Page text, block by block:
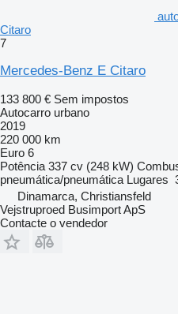
Citaro
7
Mercedes-Benz E Citaro
133 800 € Sem impostos
Autocarro urbano
2019
220 000 km
Euro 6
Potência 337 cv (248 kW)
pneumática/pneumática Lugares
Dinamarca, Christiansfeld
Vejstruproed Busimport ApS
Contacte o vendedor